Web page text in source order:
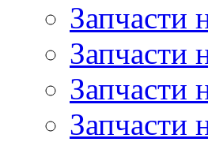
Запчасти
Запчасти